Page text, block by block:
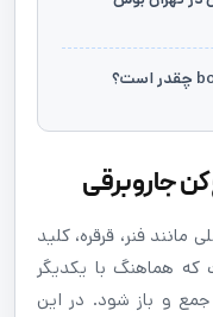
کن جاروبرقی
فنر، قرقره، کلید
هماهنگ با یکدیگر
و باز شود. در این